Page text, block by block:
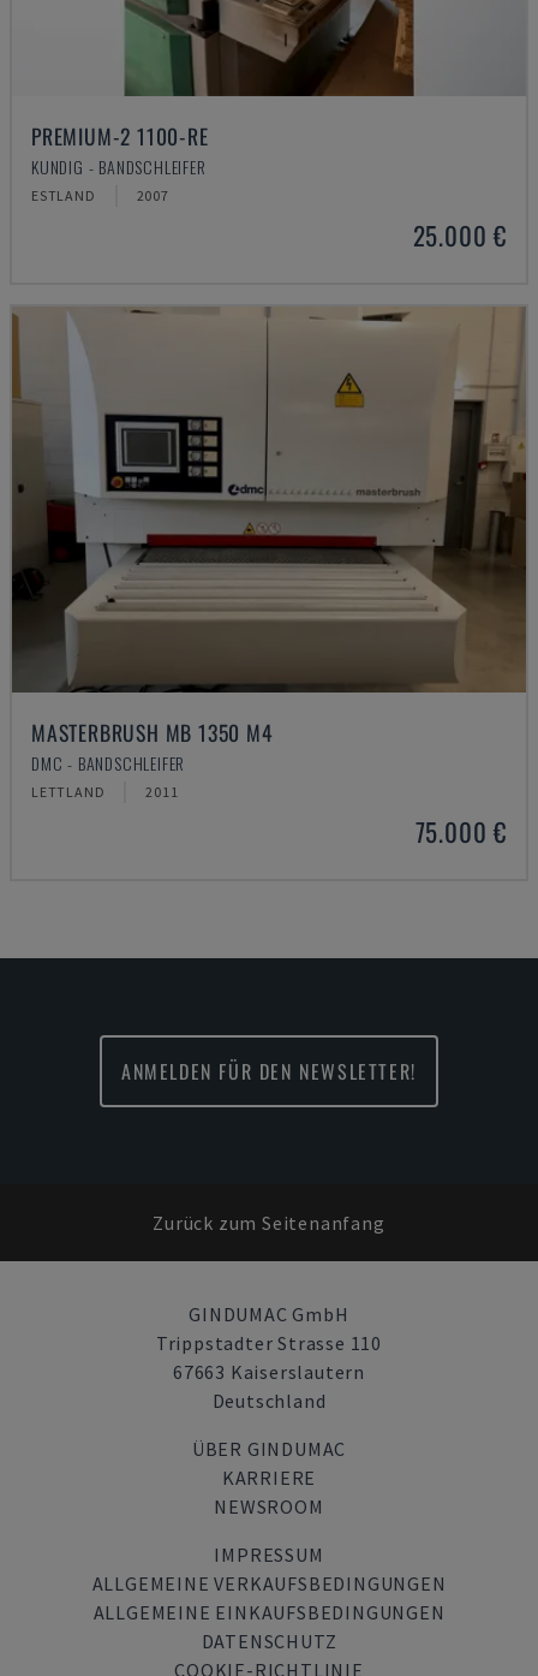
PREMIUM-2 1100-RE
KUNDIG - BANDSCHLEIFER
ESTLAND 2007
25.000 €
MASTERBRUSH MB 1350 M4
DMC - BANDSCHLEIFER
LETTLAND 2011
75.000 €
ANMELDEN FÜR DEN NEWSLETTER!
Zurück zum Seitenanfang
GINDUMAC GmbH
Trippstadter Strasse 110
67663 Kaiserslautern
Deutschland
ÜBER GINDUMAC
KARRIERE
NEWSROOM
IMPRESSUM
ALLGEMEINE VERKAUFSBEDINGUNGEN
ALLGEMEINE EINKAUFSBEDINGUNGEN
DATENSCHUTZ
COOKIE-RICHTLINIE